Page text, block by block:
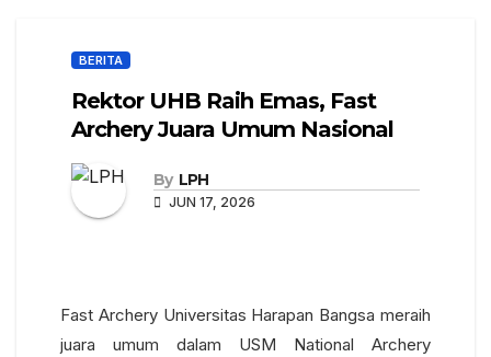
BERITA
Rektor UHB Raih Emas, Fast
Archery Juara Umum Nasional
By LPH
JUN 17, 2026
Fast Archery Universitas Harapan Bangsa meraih
juara umum dalam USM National Archery